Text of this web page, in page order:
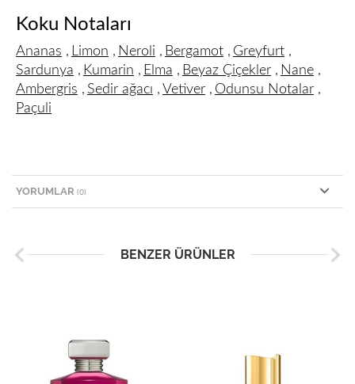
Koku Notaları
Ananas , Limon , Neroli , Bergamot , Greyfurt ,
Sardunya , Kumarin , Elma , Beyaz Çiçekler , Nane ,
Ambergris , Sedir ağacı , Vetiver , Odunsu Notalar ,
Paçuli
YORUMLAR (0)
BENZER ÜRÜNLER